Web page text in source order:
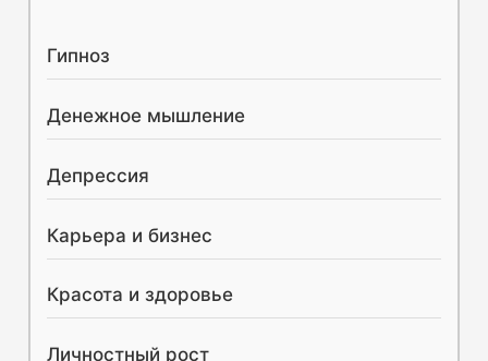
Гипноз
Денежное мышление
Депрессия
Карьера и бизнес
Красота и здоровье
Личностный рост